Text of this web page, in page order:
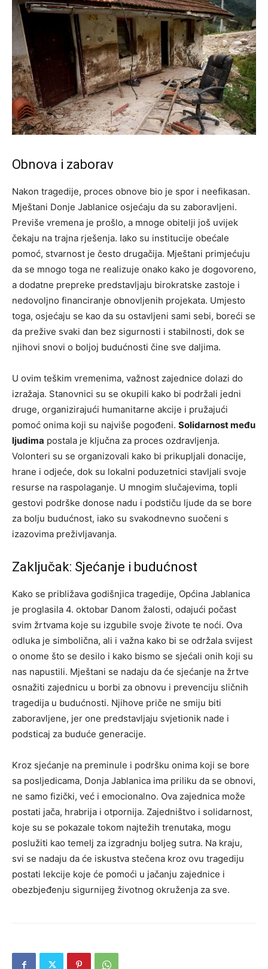
Obnova i zaborav
Nakon tragedije, proces obnove bio je spor i neefikasan.
Mještani Donje Jablanice osjećaju da su zaboravljeni.
Previše vremena je prošlo, a mnoge obitelji još uvijek
čekaju na trajna rješenja. Iako su institucije obećale
pomoć, stvarnost je često drugačija. Mještani primjećuju
da se mnogo toga ne realizuje onako kako je dogovoreno,
a dodatne prepreke predstavljaju birokratske zastoje i
nedovoljno financiranje obnovljenih projekata. Umjesto
toga, osjećaju se kao da su ostavljeni sami sebi, boreći se
da prežive svaki dan bez sigurnosti i stabilnosti, dok se
njihovi snovi o boljoj budućnosti čine sve daljima.
U ovim teškim vremenima, važnost zajednice dolazi do
izražaja. Stanovnici su se okupili kako bi podržali jedni
druge, organizirajući humanitarne akcije i pružajući
pomoć onima koji su najviše pogođeni. Solidarnost među
ljudima postala je ključna za proces ozdravljenja.
Volonteri su se organizovali kako bi prikupljali donacije,
hrane i odjeće, dok su lokalni poduzetnici stavljali svoje
resurse na raspolaganje. U mnogim slučajevima, topli
gestovi podrške donose nadu i podstiču ljude da se bore
za bolju budućnost, iako su svakodnevno suočeni s
izazovima preživljavanja.
Zaključak: Sjećanje i budućnost
Kako se približava godišnjica tragedije, Općina Jablanica
je proglasila 4. oktobar Danom žalosti, odajući počast
svim žrtvama koje su izgubile svoje živote te noći. Ova
odluka je simbolična, ali i važna kako bi se održala svijest
o onome što se desilo i kako bismo se sjećali onih koji su
nas napustili. Mještani se nadaju da će sjećanje na žrtve
osnažiti zajednicu u borbi za obnovu i prevenciju sličnih
tragedija u budućnosti. Njihove priče ne smiju biti
zaboravljene, jer one predstavljaju svjetionik nade i
podsticaj za buduće generacije.
Kroz sjećanje na preminule i podršku onima koji se bore
sa posljedicama, Donja Jablanica ima priliku da se obnovi,
ne samo fizički, već i emocionalno. Ova zajednica može
postati jača, hrabrija i otpornija. Zajedništvo i solidarnost,
koje su se pokazale tokom najtežih trenutaka, mogu
poslužiti kao temelj za izgradnju boljeg sutra. Na kraju,
svi se nadaju da će iskustva stečena kroz ovu tragediju
postati lekcije koje će pomoći u jačanju zajednice i
obezbjeđenju sigurnijeg životnog okruženja za sve.